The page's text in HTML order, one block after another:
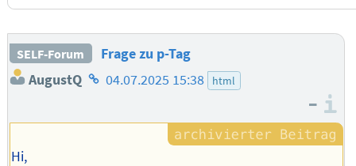
SELF-Forum
Frage zu p-Tag
AugustQ Homepage
Autors
04.07.2025 15:38 html
–
Hi,